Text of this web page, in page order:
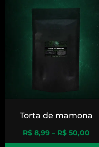
Torta de mamona
R$8,99 – R$50,00